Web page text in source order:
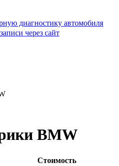
диагностику автомобиля
через сайт
BMW
Стоимость